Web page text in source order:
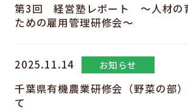
第3回 経営塾レポート ～人材の
ための雇用管理研修会～
2025.11.14 お知らせ
千葉県有機農業研修会（野菜の部
て